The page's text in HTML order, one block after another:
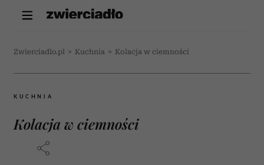
Zwierciadlo.pl > Kuchnia > Kolacja w ciemności
KUCHNIA
Kolacja w ciemności